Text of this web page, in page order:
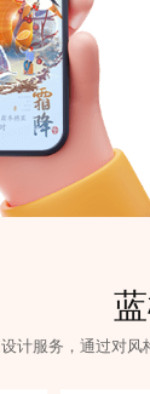
计服务，通过对风